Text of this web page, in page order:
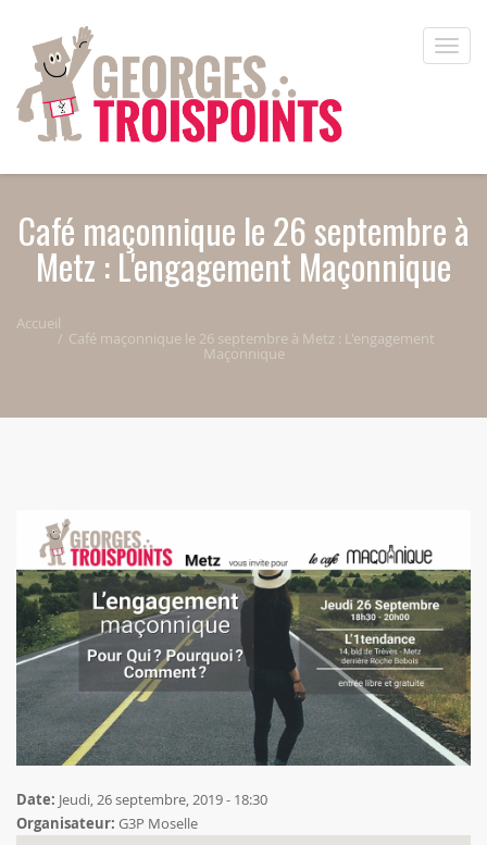
Toggle
Café maçonnique le 26 septembre à
Metz : L'engagement Maçonnique
Accueil
Café maçonnique le 26 septembre à Metz : L'engagement
Maçonnique
Date: Jeudi, 26 septembre, 2019 - 18:30
Organisateur: G3P Moselle